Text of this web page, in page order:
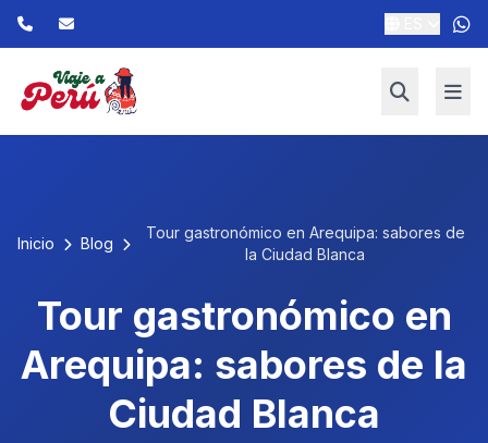
Inicio Blog
Tour gastronómico en Arequipa: sabores de
la Ciudad Blanca
Tour gastronómico en
Arequipa: sabores de la
Ciudad Blanca